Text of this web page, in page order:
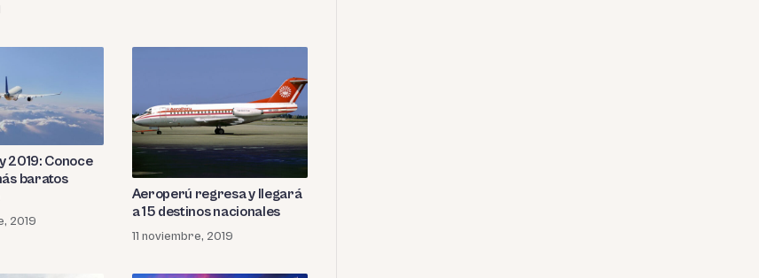
2019: Conoce
baratos
2019
Aeroperú regresa y llegará
a 15 destinos nacionales
11 noviembre, 2019